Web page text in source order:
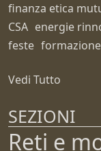
finanza etica
CSA energie
feste formazione
Vedi Tutto
SEZIONI
Reti e